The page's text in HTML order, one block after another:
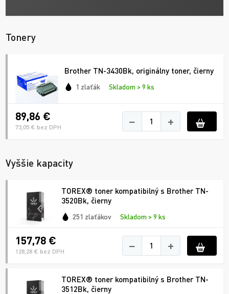
Tonery
Brother TN-3430Bk, originálny toner, čierny
1 zlaťák Skladom > 9 ks
89,86 €
73,05 € bez DPH − +
Vyššie kapacity
TOREX® toner kompatibilný s Brother TN-
3520Bk, čierny
251 zlaťákov Skladom > 9 ks
157,78 €
128,28 € bez DPH − +
TOREX® toner kompatibilný s Brother TN-
3512Bk, čierny